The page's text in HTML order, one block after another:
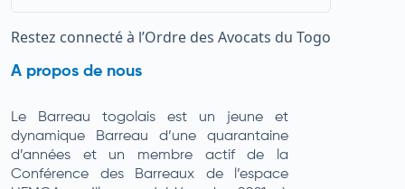
Restez connecté à l’Ordre des Avocats du Togo
A propos de nous
Le Barreau togolais est un jeune et
dynamique Barreau d’une quarantaine
d’années et un membre actif de la
Conférence des Barreaux de l’espace